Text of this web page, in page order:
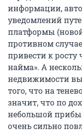
информации,
уведомлений
платформы
противном
привести к росту
найма». А
недвижимости
того, что на
значит, что по
небольшой
очень сильно